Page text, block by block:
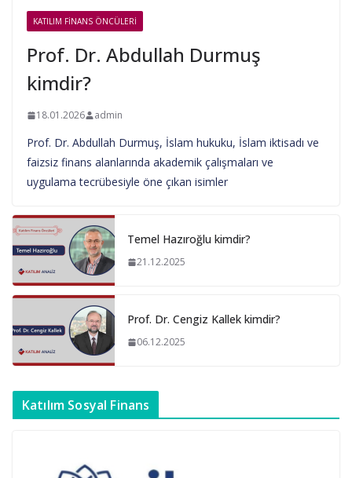
KATILIM FINANS ÖNCÜLERI
Prof. Dr. Abdullah Durmuş
kimdir?
18.01.2026 admin
Prof. Dr. Abdullah Durmuş, İslam hukuku, İslam iktisadı ve
faizsiz finans alanlarında akademik çalışmaları ve
uygulama tecrübesiyle öne çıkan isimler
Temel Hazıroğlu kimdir?
21.12.2025
Prof. Dr. Cengiz Kallek kimdir?
06.12.2025
Katılım Sosyal Finans